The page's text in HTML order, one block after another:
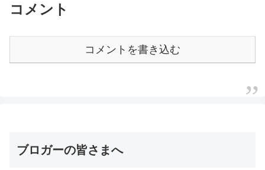
コメント
コメントを書き込む
ブロガーの皆さまへ